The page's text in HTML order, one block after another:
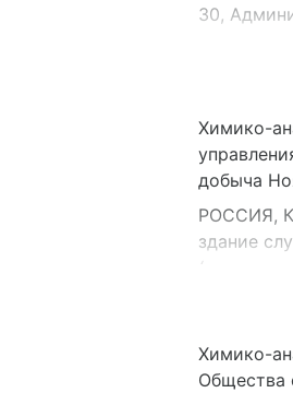
30,
Химико-
добыча
РОССИЯ,
здание
Химико-
Общества